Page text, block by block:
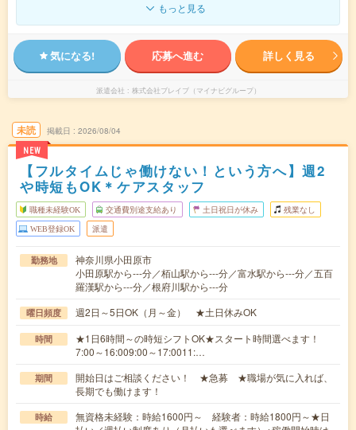
もっと見る
気になる! 応募へ進む 詳しく見る
派遣会社 株式会社ブレイブ（マイナビグループ）
未読
NEW
掲載日 2026/08/04
【フルタイムじゃ働けない！という方へ】週2
や時短もOK＊ケアスタッフ
職種未経験OK 交通費別途支給あり 土日祝日が休み 残業なし
WEB登録OK 派遣
勤務地
神奈川県小田原市
小田原駅から---分／栢山駅から---分／富水駅から---分／五百
羅漢駅から---分／根府川駅から---分
曜日頻度 週2日～5日OK（月～金） ★土日休みOK
時間
★1日6時間～の時短シフトOK★スタート時間選べます！
7:00～16:009:00～17:0011:…
期間
開始日はご相談ください！ ★急募 ★職場が気に入れば、
長期でも働けます！
時給
無資格未経験：時給1600円～ 経験者：時給1800円～★日